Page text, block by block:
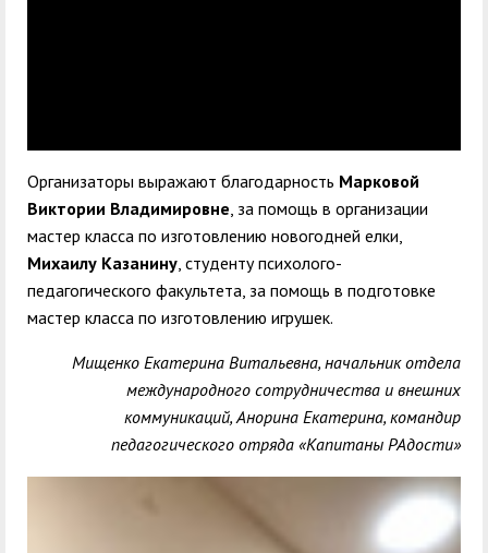
Организаторы выражают благодарность Марковой
Виктории Владимировне , за помощь в организации
мастер класса по изготовлению новогодней елки,
Михаилу Казанину , студенту психолого-
педагогического факультета, за помощь в подготовке
мастер класса по изготовлению игрушек.
Мищенко Екатерина Витальевна, начальник отдела
международного сотрудничества и внешних
коммуникаций, Анорина Екатерина, командир
педагогического отряда «Капитаны РАдости»